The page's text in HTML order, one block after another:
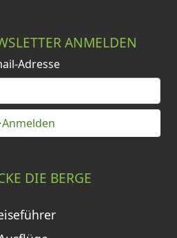
ANMELDEN
Adresse
Anmelden
DIE BERGE